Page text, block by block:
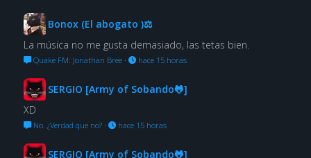
Bonox (El abogato )⚖
La música no me gusta demasiado, las tetas bien.
Quake FM: Jonathan Bree· hace 15 horas
SERGIO [Army of Sobando🐸]
XD
No. ¿Verdad que no?· hace 15 horas
SERGIO [Army of Sobando🐸]